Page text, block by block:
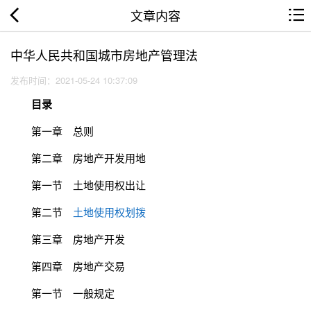
文章内容
中华人民共和国城市房地产管理法
发布时间：2021-05-24 10:37:09
目录
第一章 总则
第二章 房地产开发用地
第一节 土地使用权出让
第二节 土地使用权划拨
第三章 房地产开发
第四章 房地产交易
第一节 一般规定